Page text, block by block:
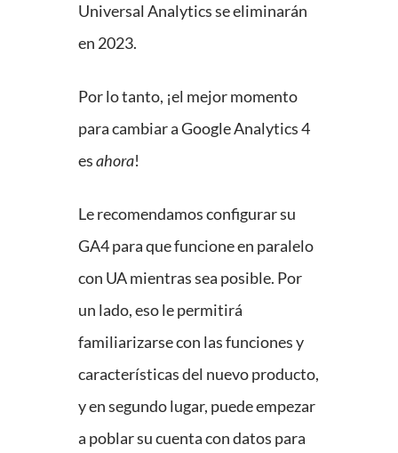
Universal Analytics se eliminarán
en 2023.
Por lo tanto, ¡el mejor momento
para cambiar a Google Analytics 4
esahora!
Le recomendamos configurar su
GA4 para que funcione en paralelo
con UA mientras sea posible. Por
un lado, eso le permitirá
familiarizarse con las funciones y
características del nuevo producto,
y en segundo lugar, puede empezar
a poblar su cuenta con datos para